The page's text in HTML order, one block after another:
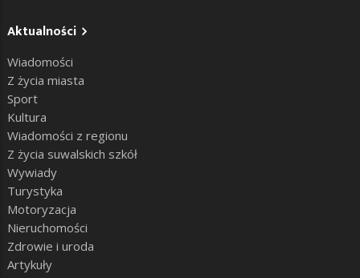
Aktualności
Wiadomości
Z życia miasta
Sport
Kultura
Wiadomości z regionu
Z życia suwalskich szkół
Wywiady
Turystyka
Motoryzacja
Nieruchomości
Zdrowie i uroda
Artykuły